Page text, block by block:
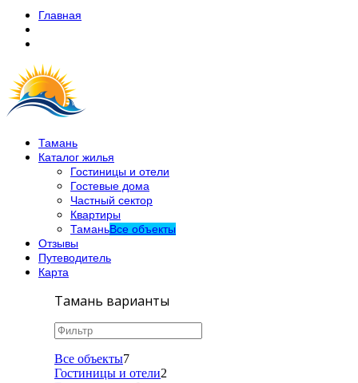
Главная
Тамань
Каталог жилья
Гостиницы и отели
Гостевые дома
Частный сектор
Квартиры
ТаманьВсе объекты
Отзывы
Путеводитель
Карта
Тамань варианты
Все объекты7
Гостиницы и отели2